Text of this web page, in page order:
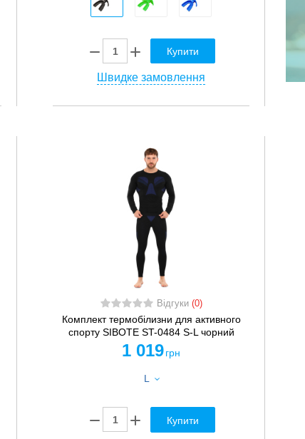
Купити
Швидке замовлення
Відгуки (0)
Комплект термобілизни для активного
спорту SIBOTE ST-0484 S-L чорний
1 019 грн
L
Купити